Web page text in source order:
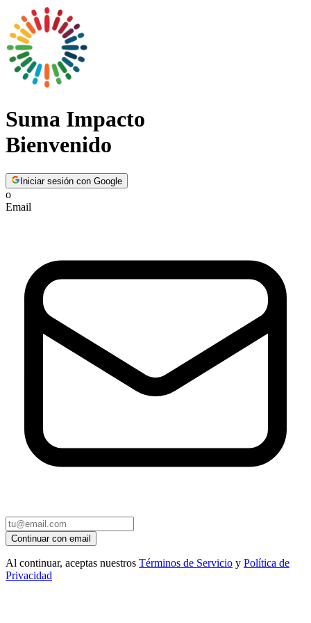
Suma Impacto
Bienvenido
Iniciar sesión con Google
o
Email
Continuar con email
Al continuar, aceptas nuestros Términos de Servicio y Política de
Privacidad